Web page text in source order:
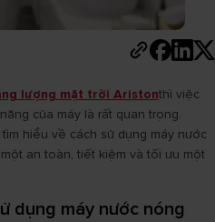
lượng mặt trời Aristonthì việc
của máy là rất quan trọng.
hiểu về cách sử dụng máy nước
an toàn, tiết kiệm và tối ưu một
dụng máy nước nóng